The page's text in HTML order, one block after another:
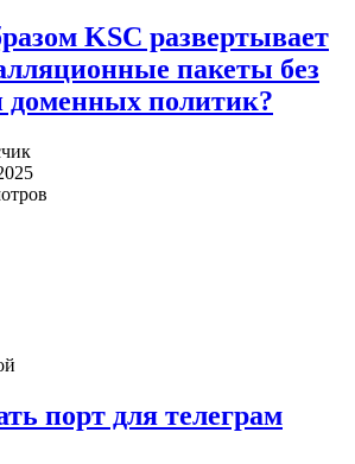
KSC развертывает
пакеты без
доменных политик?
порт для телеграм